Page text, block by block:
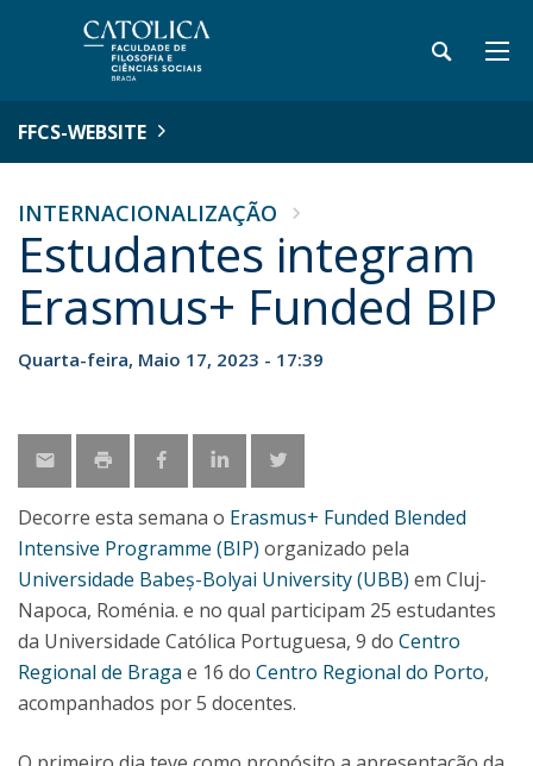
FFCS-WEBSITE
INTERNACIONALIZAÇÃO
Estudantes integram
Erasmus+ Funded BIP
Quarta-feira, Maio 17, 2023 - 17:39
Decorre esta semana o Erasmus+ Funded Blended
Intensive Programme (BIP) organizado pela
Universidade Babeș-Bolyai University (UBB) em Cluj-
Napoca, Roménia. e no qual participam 25 estudantes
da Universidade Católica Portuguesa, 9 do Centro
Regional de Braga e 16 do Centro Regional do Porto,
acompanhados por 5 docentes.